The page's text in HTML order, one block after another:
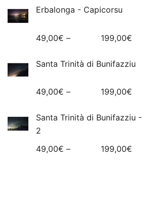
Erbalonga - Capicorsu
49,00€ – 199,00€
Santa Trinità di Bunifazziu
49,00€ – 199,00€
Santa Trinità di Bunifazziu -
2
49,00€ – 199,00€